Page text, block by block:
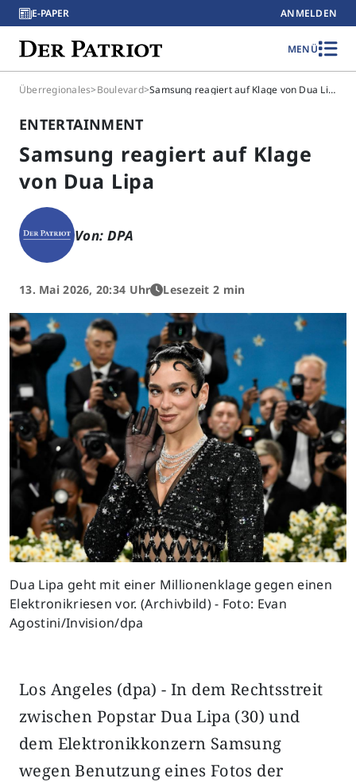
E-PAPER ANMELDEN
MENÜ
Überregionales>Boulevard> Samsung reagiert auf Klage von Dua Lipa
ENTERTAINMENT
Samsung reagiert auf Klage
von Dua Lipa
Von: DPA
13. Mai 2026, 20:34 Uhr Lesezeit 2 min
Dua Lipa geht mit einer Millionenklage gegen einen
Elektronikriesen vor. (Archivbild) - Foto: Evan
Agostini/Invision/dpa
Los Angeles (dpa) - In dem Rechtsstreit
zwischen Popstar Dua Lipa (30) und
dem Elektronikkonzern Samsung
wegen Benutzung eines Fotos der